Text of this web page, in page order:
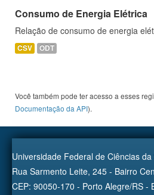
Consumo de Energia Elétrica
Relação de consumo de energia
CSV ODT
Você também pode ter acesso a esses
Documentação da API).
Universidade Federal de Ciências
Rua Sarmento Leite, 245 - Bairro
CEP: 90050-170 - Porto Alegre/RS -